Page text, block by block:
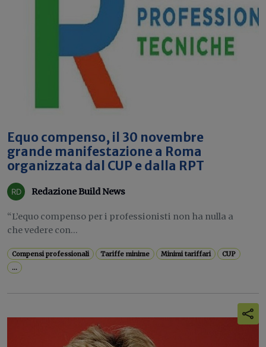
Equo compenso, il 30 novembre
grande manifestazione a Roma
organizzata dal CUP e dalla RPT
Redazione Build News
“L’equo compenso per i professionisti non ha nulla a
che vedere con...
Compensi professionali Tariffe minime Minimi tariffari
CUP
...